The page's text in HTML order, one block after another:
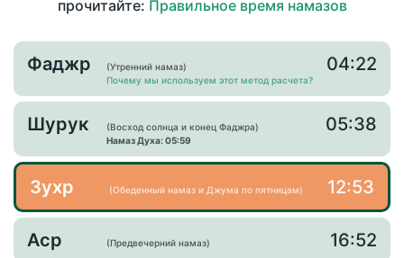
прочитайте: Правильное время намазов
Фаджр
(Утренний намаз)
Почему мы используем этот метод расчета?
04:22
Шурук
(Восход солнца и конец Фаджра)
Намаз Духа: 05:59
05:38
Зухр (Обеденный намаз и Джума по пятницам) 12:53
Аср (Предвечерний намаз) 16:52